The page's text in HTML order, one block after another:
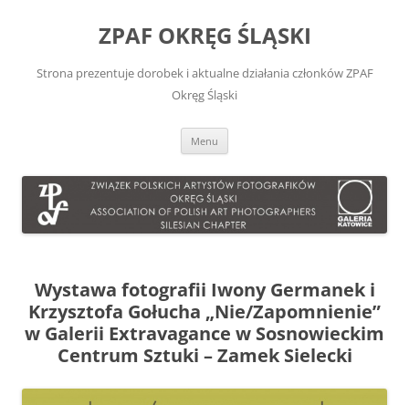
ZPAF OKRĘG ŚLĄSKI
Strona prezentuje dorobek i aktualne działania członków ZPAF
Okręg Śląski
Menu
Wystawa fotografii Iwony Germanek i
Krzysztofa Gołucha „Nie/Zapomnienie”
w Galerii Extravagance w Sosnowieckim
Centrum Sztuki – Zamek Sielecki